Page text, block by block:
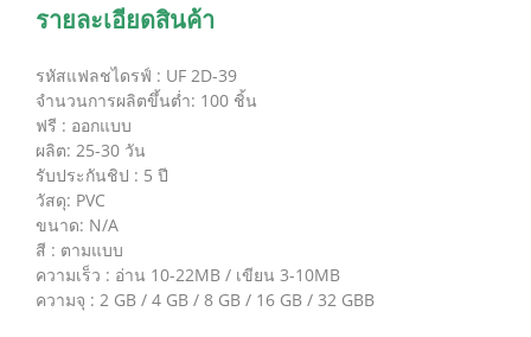
รายละเอียดสินค้า
รหัสแฟลชไดรฟ์ : UF 2D-39
จำนวนการผลิตขึ้นต่ำ: 100 ชิ้น
ฟรี : ออกแบบ
ผลิต: 25-30 วัน
รับประกันชิป : 5 ปี
วัสดุ: PVC
ขนาด: N/A
สี : ตามแบบ
ความเร็ว : อ่าน 10-22MB / เขียน 3-10MB
ความจุ : 2 GB / 4 GB / 8 GB / 16 GB / 32 GBB